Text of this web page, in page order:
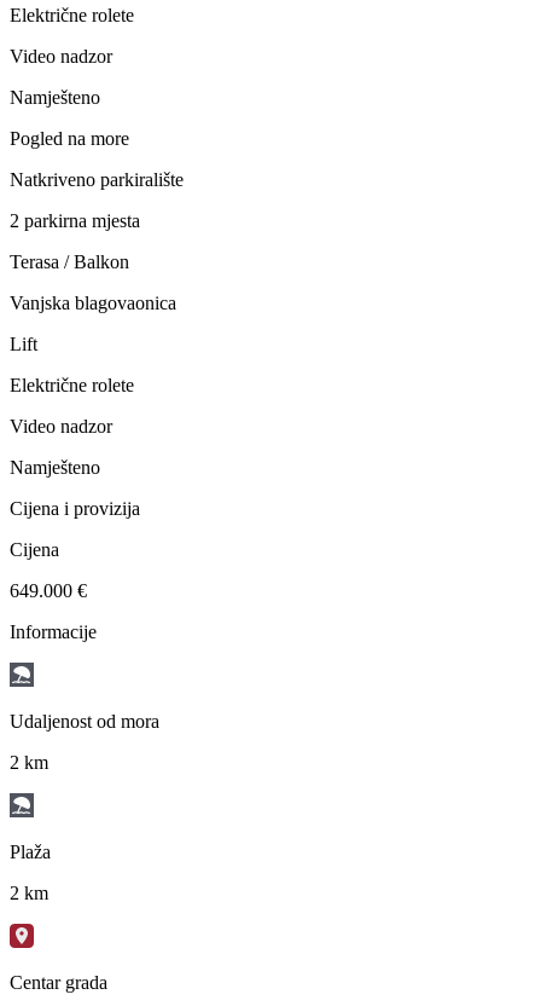
Električne rolete
Video nadzor
Namješteno
Pogled na more
Natkriveno parkiralište
2 parkirna mjesta
Terasa / Balkon
Vanjska blagovaonica
Lift
Električne rolete
Video nadzor
Namješteno
Cijena i provizija
Cijena
649.000 €
Informacije
Udaljenost od mora
2 km
Plaža
2 km
Centar grada